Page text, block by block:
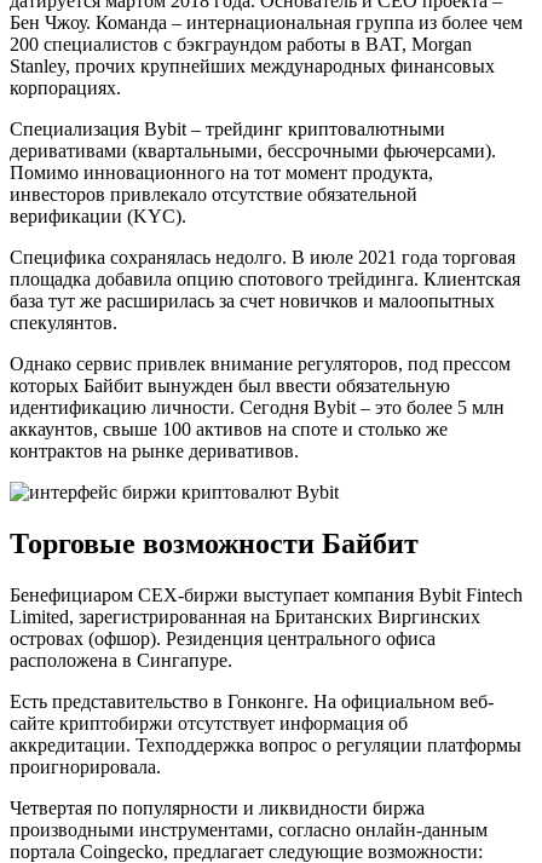
Бен Чжоу. Команда – интернациональная группа из более чем
200 специалистов с бэкграундом работы в BAT, Morgan
Stanley, прочих крупнейших международных финансовых
корпорациях.
Специализация Bybit – трейдинг криптовалютными
деривативами (квартальными, бессрочными фьючерсами).
Помимо инновационного на тот момент продукта,
инвесторов привлекало отсутствие обязательной
верификации (KYC).
Специфика сохранялась недолго. В июле 2021 года торговая
площадка добавила опцию спотового трейдинга. Клиентская
база тут же расширилась за счет новичков и малоопытных
спекулянтов.
Однако сервис привлек внимание регуляторов, под прессом
которых Байбит вынужден был ввести обязательную
идентификацию личности. Сегодня Bybit – это более 5 млн
аккаунтов, свыше 100 активов на споте и столько же
контрактов на рынке деривативов.
Торговые возможности Байбит
Бенефициаром CEX-биржи выступает компания Bybit Fintech
Limited, зарегистрированная на Британских Виргинских
островах (офшор). Резиденция центрального офиса
расположена в Сингапуре.
Есть представительство в Гонконге. На официальном веб-
сайте криптобиржи отсутствует информация об
аккредитации. Техподдержка вопрос о регуляции платформы
проигнорировала.
Четвертая по популярности и ликвидности биржа
производными инструментами, согласно онлайн-данным
портала Coingecko, предлагает следующие возможности: